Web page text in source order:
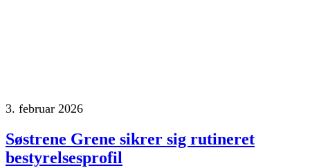
3. februar 2026
Søstrene Grene sikrer sig rutineret
bestyrelsesprofil